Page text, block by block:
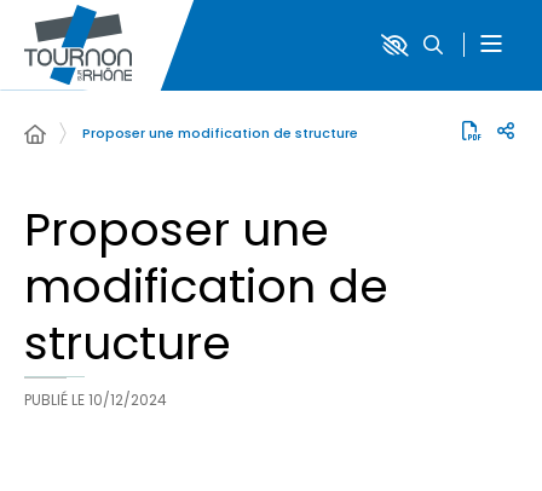
Proposer une modification de structure
Proposer une
modification de
structure
PUBLIÉ LE10/12/2024